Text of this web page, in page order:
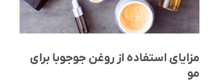
مزایای استفاده از روغن جوجوبا برای
مو